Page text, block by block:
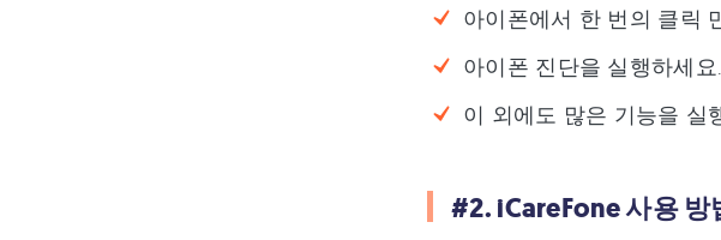
아이폰에서 한 번의 클릭
아이폰 진단을 실행하세요.
이 외에도 많은 기능을 실
#2. iCareFone 사용 방